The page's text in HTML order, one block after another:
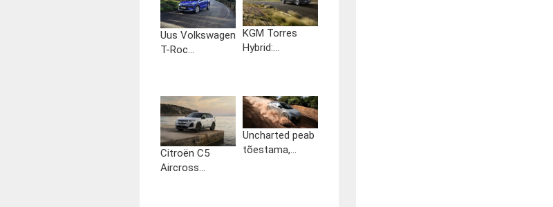
Uus Volkswagen
T-Roc...
KGM Torres
Hybrid:...
Citroën C5
Aircross...
Uncharted peab
tõestama,...